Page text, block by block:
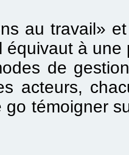
au travail»
équivaut à une
de
acteurs,
go témoigner